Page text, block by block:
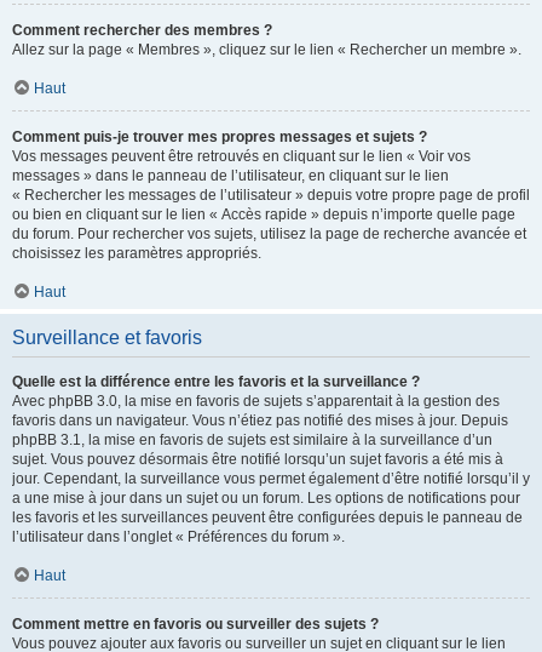
Comment rechercher des membres ?
Allez sur la page « Membres », cliquez sur le lien « Rechercher un membre ».
Haut
Comment puis-je trouver mes propres messages et sujets ?
Vos messages peuvent être retrouvés en cliquant sur le lien « Voir vos
messages » dans le panneau de l’utilisateur, en cliquant sur le lien
« Rechercher les messages de l’utilisateur » depuis votre propre page de profil
ou bien en cliquant sur le lien « Accès rapide » depuis n’importe quelle page
du forum. Pour rechercher vos sujets, utilisez la page de recherche avancée et
choisissez les paramètres appropriés.
Haut
Surveillance et favoris
Quelle est la différence entre les favoris et la surveillance ?
Avec phpBB 3.0, la mise en favoris de sujets s’apparentait à la gestion des
favoris dans un navigateur. Vous n’étiez pas notifié des mises à jour. Depuis
phpBB 3.1, la mise en favoris de sujets est similaire à la surveillance d’un
sujet. Vous pouvez désormais être notifié lorsqu’un sujet favoris a été mis à
jour. Cependant, la surveillance vous permet également d’être notifié lorsqu’il y
a une mise à jour dans un sujet ou un forum. Les options de notifications pour
les favoris et les surveillances peuvent être configurées depuis le panneau de
l’utilisateur dans l’onglet « Préférences du forum ».
Haut
Comment mettre en favoris ou surveiller des sujets ?
Vous pouvez ajouter aux favoris ou surveiller un sujet en cliquant sur le lien